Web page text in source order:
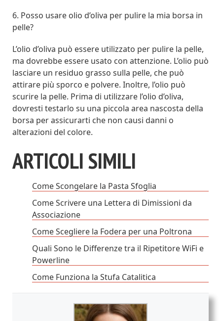
6. Posso usare olio d’oliva per pulire la mia borsa in
pelle?
L’olio d’oliva può essere utilizzato per pulire la pelle,
ma dovrebbe essere usato con attenzione. L’olio può
lasciare un residuo grasso sulla pelle, che può
attirare più sporco e polvere. Inoltre, l’olio può
scurire la pelle. Prima di utilizzare l’olio d’oliva,
dovresti testarlo su una piccola area nascosta della
borsa per assicurarti che non causi danni o
alterazioni del colore.
ARTICOLI SIMILI
Come Scongelare la Pasta Sfoglia
Come Scrivere una Lettera di Dimissioni da
Associazione
Come Scegliere la Fodera per una Poltrona
Quali Sono le Differenze tra il Ripetitore WiFi e
Powerline
Come Funziona la Stufa Catalitica